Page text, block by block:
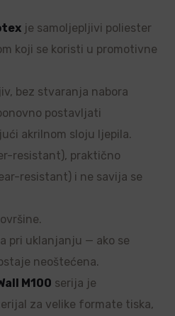
je samoljepljivi poliester
koji se koristi u promotivne
bez stvaranja nabora
postavljati
akrilnom sloju ljepila.
resistant), praktično
resistant) i ne savija se
pri uklanjanju — ako se
neoštećena.
M100 serija je
za velike formate tiska,